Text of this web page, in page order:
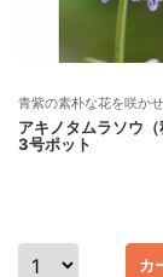
青紫の素朴な花を咲か
アキノタムラソウ（
3号ポット
カ